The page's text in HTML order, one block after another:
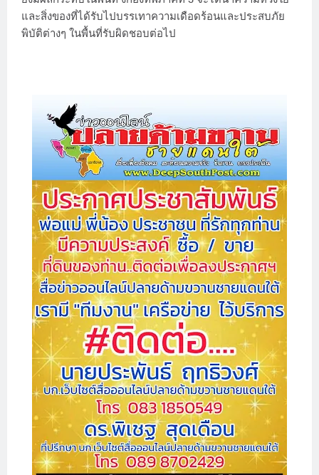
และสิ่งของที่ได้รับไปบรรเทาความเดือดร้อนและประสบภัย
พิบัติต่างๆ ในพื้นที่รับผิดชอบต่อไป